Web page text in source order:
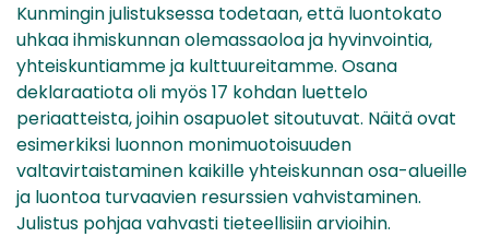
Kunmingin julistuksessa todetaan, että luontokato
uhkaa ihmiskunnan olemassaoloa ja hyvinvointia,
yhteiskuntiamme ja kulttuureitamme. Osana
deklaraatiota oli myös 17 kohdan luettelo
periaatteista, joihin osapuolet sitoutuvat. Näitä ovat
esimerkiksi luonnon monimuotoisuuden
valtavirtaistaminen kaikille yhteiskunnan osa-alueille
ja luontoa turvaavien resurssien vahvistaminen.
Julistus pohjaa vahvasti tieteellisiin arvioihin.